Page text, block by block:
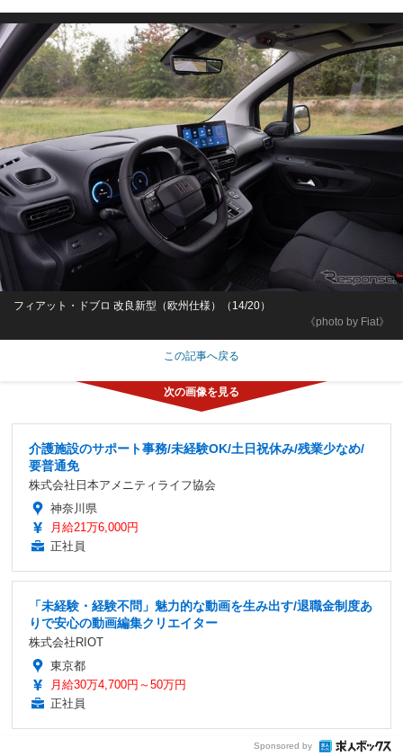
《photo by Fiat》
フィアット・ドブロ 改良新型（欧州仕様）（14/20）
この記事へ戻る
介護施設のサポート事務/未経験OK/土日祝休み/残業少なめ/
要普通免
株式会社日本アメニティライフ協会
神奈川県
月給21万6,000円
正社員
「未経験・経験不問」魅力的な動画を生み出す/退職金制度あ
りで安心の動画編集クリエイター
株式会社RIOT
東京都
月給30万4,700円～50万円
正社員
Sponsored by